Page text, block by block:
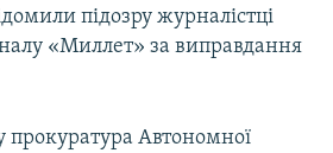
підозру журналістці
«Миллет» за виправдання
прокуратура Автономної